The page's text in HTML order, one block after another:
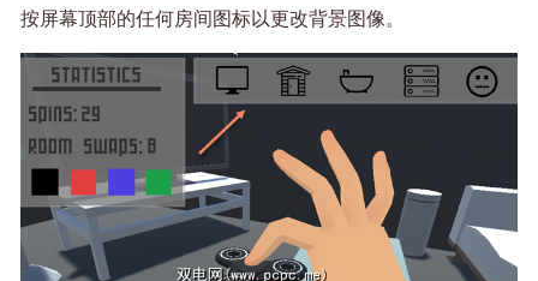
按屏幕顶部的任何房间图标以更改背景图像。